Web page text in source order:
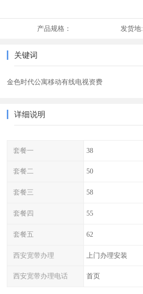
产品规格： 发货地:
关键词
金色时代公寓移动有线电视资费
详细说明
套餐一 38
套餐二 50
套餐三 58
套餐四 55
套餐五 62
西安宽带办理 上门办理安装
西安宽带办理电话 首页